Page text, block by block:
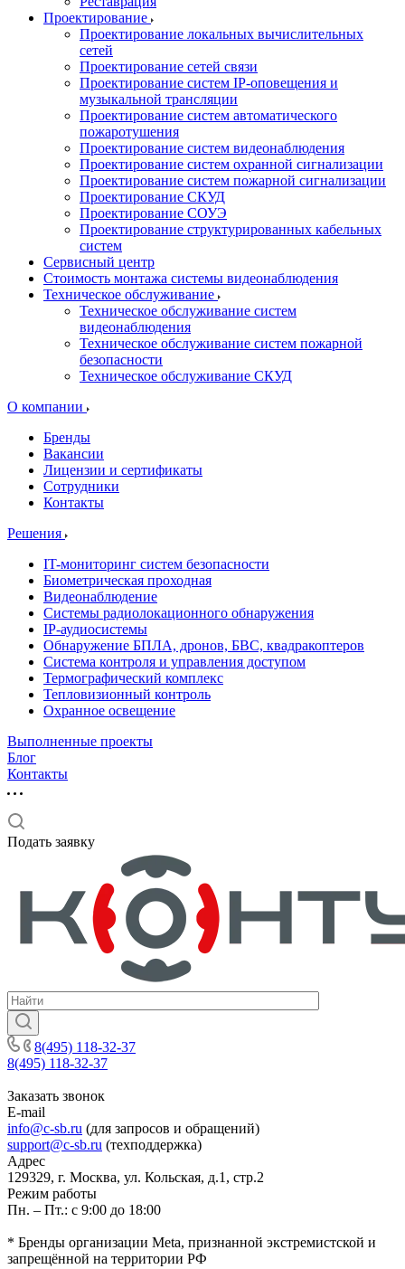
Проектирование
Проектирование локальных вычислительных
сетей
Проектирование сетей связи
Проектирование систем IP-оповещения и
музыкальной трансляции
Проектирование систем автоматического
пожаротушения
Проектирование систем видеонаблюдения
Проектирование систем охранной сигнализации
Проектирование систем пожарной сигнализации
Проектирование СКУД
Проектирование СОУЭ
Проектирование структурированных кабельных
систем
Сервисный центр
Стоимость монтажа системы видеонаблюдения
Техническое обслуживание
Техническое обслуживание систем
видеонаблюдения
Техническое обслуживание систем пожарной
безопасности
Техническое обслуживание СКУД
О компании
Бренды
Вакансии
Лицензии и сертификаты
Сотрудники
Контакты
Решения
IT-мониторинг систем безопасности
Биометрическая проходная
Видеонаблюдение
Системы радиолокационного обнаружения
IP-аудиосистемы
Обнаружение БПЛА, дронов, БВС, квадракоптеров
Система контроля и управления доступом
Термографический комплекс
Тепловизионный контроль
Охранное освещение
Выполненные проекты
Блог
Контакты
Подать заявку
8(495) 118-32-37
8(495) 118-32-37
Заказать звонок
E-mail
info@c-sb.ru (для запросов и обращений)
support@c-sb.ru (техподдержка)
Адрес
129329, г. Москва, ул. Кольская, д.1, стр.2
Режим работы
Пн. – Пт.: с 9:00 до 18:00
* Бренды организации Meta, признанной экстремистской и
запрещённой на территории РФ